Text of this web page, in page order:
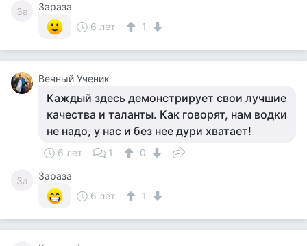
За
Зараза
6 лет
1
Вечный Ученик
Каждый здесь демонстрирует свои лучшие
качества и таланты. Как говорят, нам водки
не надо, у нас и без нее дури хватает!
6 лет 1 0
За
Зараза
6 лет
1